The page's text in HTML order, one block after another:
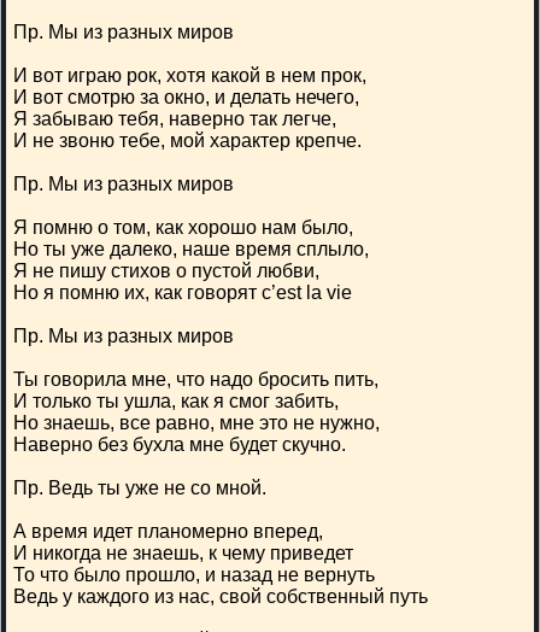
Пр. Мы из разных миров
И вот играю рок, хотя какой в нем прок,
И вот смотрю за окно, и делать нечего,
Я забываю тебя, наверно так легче,
И не звоню тебе, мой характер крепче.
Пр. Мы из разных миров
Я помню о том, как хорошо нам было,
Но ты уже далеко, наше время сплыло,
Я не пишу стихов о пустой любви,
Но я помню их, как говорят c’est la vie
Пр. Мы из разных миров
Ты говорила мне, что надо бросить пить,
И только ты ушла, как я смог забить,
Но знаешь, все равно, мне это не нужно,
Наверно без бухла мне будет скучно.
Пр. Ведь ты уже не со мной.
А время идет планомерно вперед,
И никогда не знаешь, к чему приведет
То что было прошло, и назад не вернуть
Ведь у каждого из нас, свой собственный путь